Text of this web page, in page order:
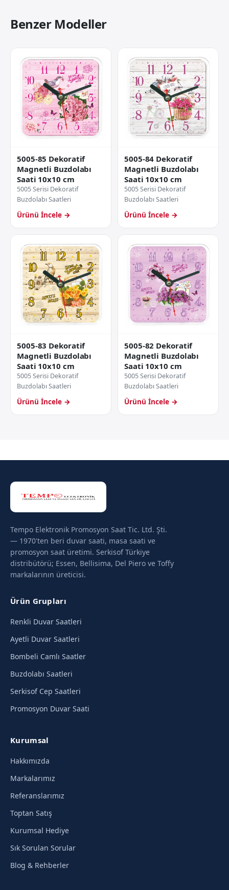
Benzer Modeller
5005-85 Dekoratif
Magnetli Buzdolabı
Saati 10x10 cm
5005 Serisi Dekoratif
Buzdolabı Saatleri
Ürünü İncele →
5005-84 Dekoratif
Magnetli Buzdolabı
Saati 10x10 cm
5005 Serisi Dekoratif
Buzdolabı Saatleri
Ürünü İncele →
5005-83 Dekoratif
Magnetli Buzdolabı
Saati 10x10 cm
5005 Serisi Dekoratif
Buzdolabı Saatleri
Ürünü İncele →
5005-82 Dekoratif
Magnetli Buzdolabı
Saati 10x10 cm
5005 Serisi Dekoratif
Buzdolabı Saatleri
Ürünü İncele →
Tempo Elektronik Promosyon Saat Tic. Ltd. Şti.
— 1970'ten beri duvar saati, masa saati ve
promosyon saat üretimi. Serkisof Türkiye
distribütörü; Essen, Bellisima, Del Piero ve Toffy
markalarının üreticisi.
Ürün Grupları
Renkli Duvar Saatleri
Ayetli Duvar Saatleri
Bombeli Camlı Saatler
Buzdolabı Saatleri
Serkisof Cep Saatleri
Promosyon Duvar Saati
Kurumsal
Hakkımızda
Markalarımız
Referanslarımız
Toptan Satış
Kurumsal Hediye
Sık Sorulan Sorular
Blog & Rehberler